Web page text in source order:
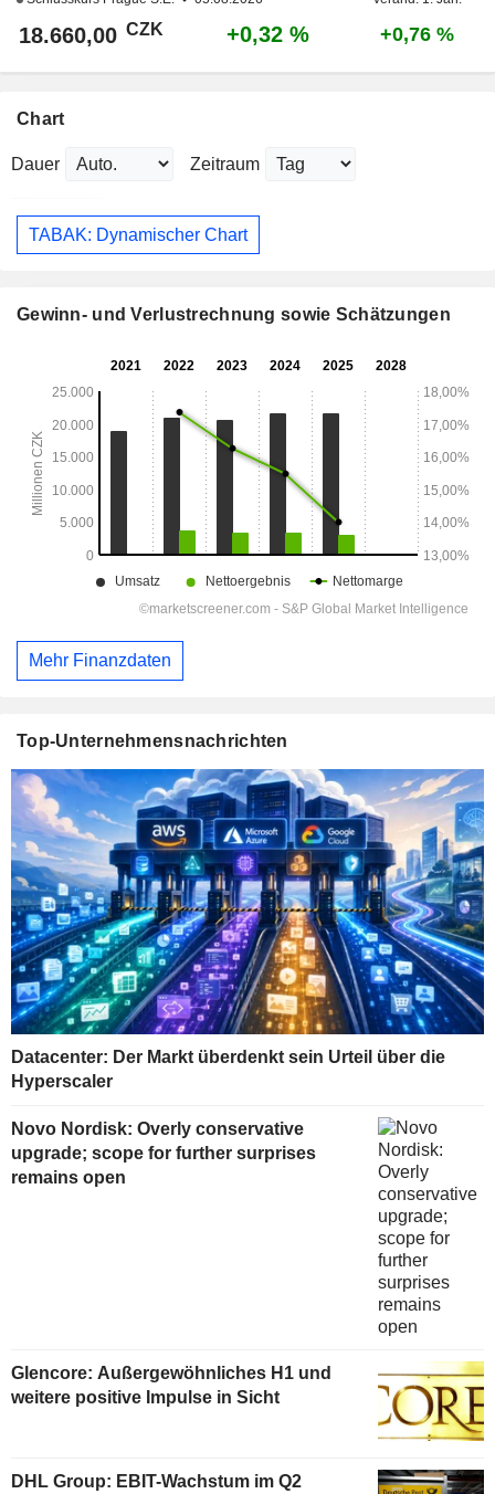
18.660,00 CZK +0,32 % +0,76 %
Chart
Dauer Zeitraum
TABAK: Dynamischer Chart
Gewinn- und Verlustrechnung sowie Schätzungen
Mehr Finanzdaten
Top-Unternehmensnachrichten
Datacenter: Der Markt überdenkt sein Urteil über die
Hyperscaler
Novo Nordisk: Overly conservative
upgrade; scope for further surprises
remains open
Glencore: Außergewöhnliches H1 und
weitere positive Impulse in Sicht
DHL Group: EBIT-Wachstum im Q2